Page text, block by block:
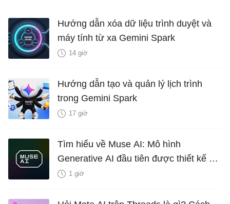
Hướng dẫn xóa dữ liệu trình duyệt và
máy tính từ xa Gemini Spark
14 giờ
Hướng dẫn tạo và quản lý lịch trình
trong Gemini Spark
17 giờ
Tìm hiểu về Muse AI: Mô hình
Generative AI đầu tiên được thiết kế để
lên ý tưởng gameplay của Microsoft
1 giờ